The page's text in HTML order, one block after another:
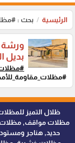
الرئيسية بحث :
بديل
مظلات مواقف, مظلات
حديد, هناجر